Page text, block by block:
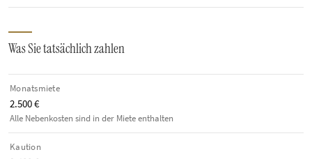
Was Sie tatsächlich zahlen
Monatsmiete
2.500 €
Alle Nebenkosten sind in der Miete enthalten
Kaution